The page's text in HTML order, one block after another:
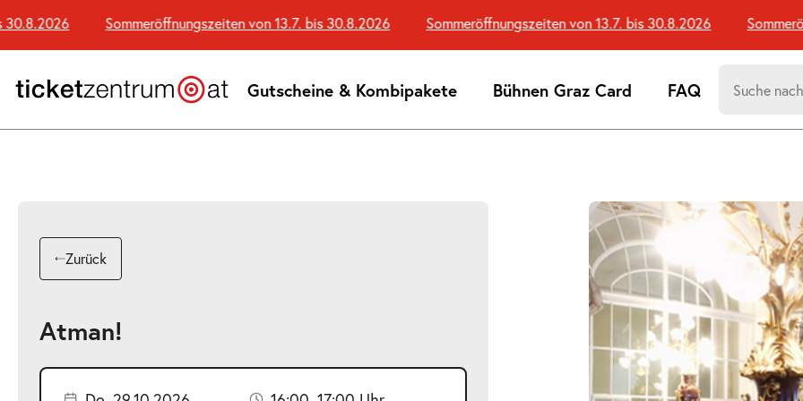
Seiteninhalt
Sommeröffnungszeiten von 13.7. bis 30.8.2026 Sommeröffnungszeiten von 13.7. bis 30.8.2026
Gutscheine & Kombipakete Bühnen Graz Card FAQ
nach:
Zurück
Atman!